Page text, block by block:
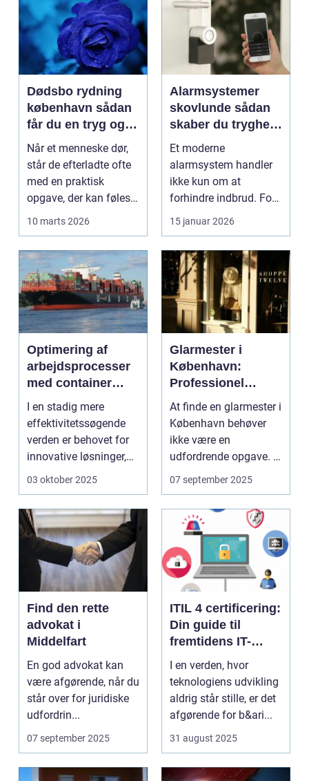
Dødsbo rydning
københavn sådan
får du en tryg og
effektiv løsning
Når et menneske dør,
står de efterladte ofte
med en praktisk
opgave, der kan føles
helt uoverskuelig...
10 marts 2026
Alarmsystemer
skovlunde sådan
skaber du tryghed
i hverdagen
Et moderne
alarmsystem handler
ikke kun om at
forhindre indbrud. For
mange familier og
15 januar 2026
Optimering af
arbejdsprocesser
med container
tilter
I en stadig mere
effektivitetssøgende
verden er behovet for
innovative løsninger,
der ...
03 oktober 2025
Glarmester i
København:
Professionel
løsning til alle
behov
At finde en glarmester i
København behøver
ikke være en
udfordrende opgave. I
en...
07 september 2025
Find den rette
advokat i
Middelfart
En god advokat kan
være afgørende, når du
står over for juridiske
udfordrin...
07 september 2025
ITIL 4 certificering:
Din guide til
fremtidens IT-
service
management
I en verden, hvor
teknologiens udvikling
aldrig står stille, er det
afgørende for b&ari...
31 august 2025